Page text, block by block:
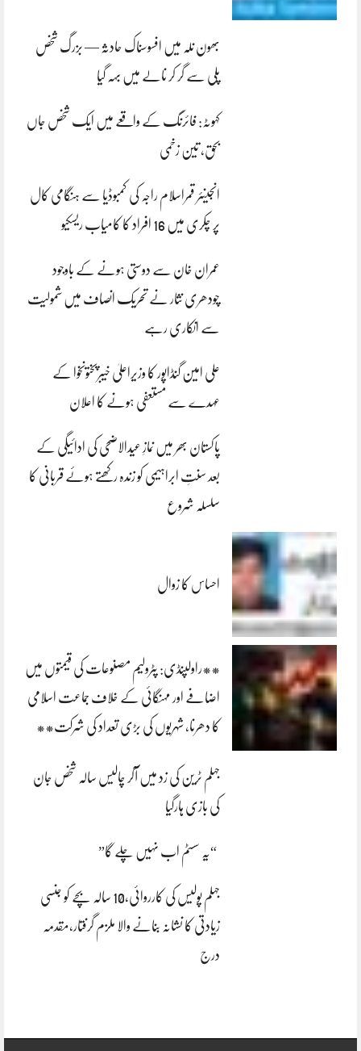
بھون نلہ میں افسوسناک حادثہ — بزرگ شخص
پلی سے گر کر نالے میں بہہ گیا
کہوٹہ: فائرنگ کے واقعے میں ایک شخص جاں
بحق، تین زخمی
انجینئر قمراسلام راجہ کی کمبوڈیا سے ہنگامی کال
پر چکری میں 16 افراد کا کامیاب ریسکیو
عمران خان سے دوستی ہونے کے باوجود
چودھری نثار نے تحریک انصاف میں شمولیت
سے انکاری رہے
علی امین گنڈاپور کا وزیراعلیٰ خیبرپختونخوا کے
عہدے سے مستعفی ہونے کا اعلان
پاکستان بھر میں نمازِ عیدالاضحی کی ادائیگی کے
بعد سنتِ ابراہیمی کو زندہ رکھتے ہوئے قربانی کا
سلسلہ شروع
احساس کا زوال
**راولپنڈی: پٹرولیم مصنوعات کی قیمتوں میں
اضافے اور مہنگائی کے خلاف جماعت اسلامی
کا دھرنا، شہریوں کی بڑی تعداد کی شرکت**
جہلم ٹرین کی زد میں آکر چالیس سالہ شخص جان
کی بازی ہارگیا
“یہ سسٹم اب نہیں چلے گا”
جہلم پولیس کی کارروائی،10 سالہ بچے کو جنسی
زیادتی کا نشانہ بنانے والا ملزم گرفتار،مقدمہ
درج